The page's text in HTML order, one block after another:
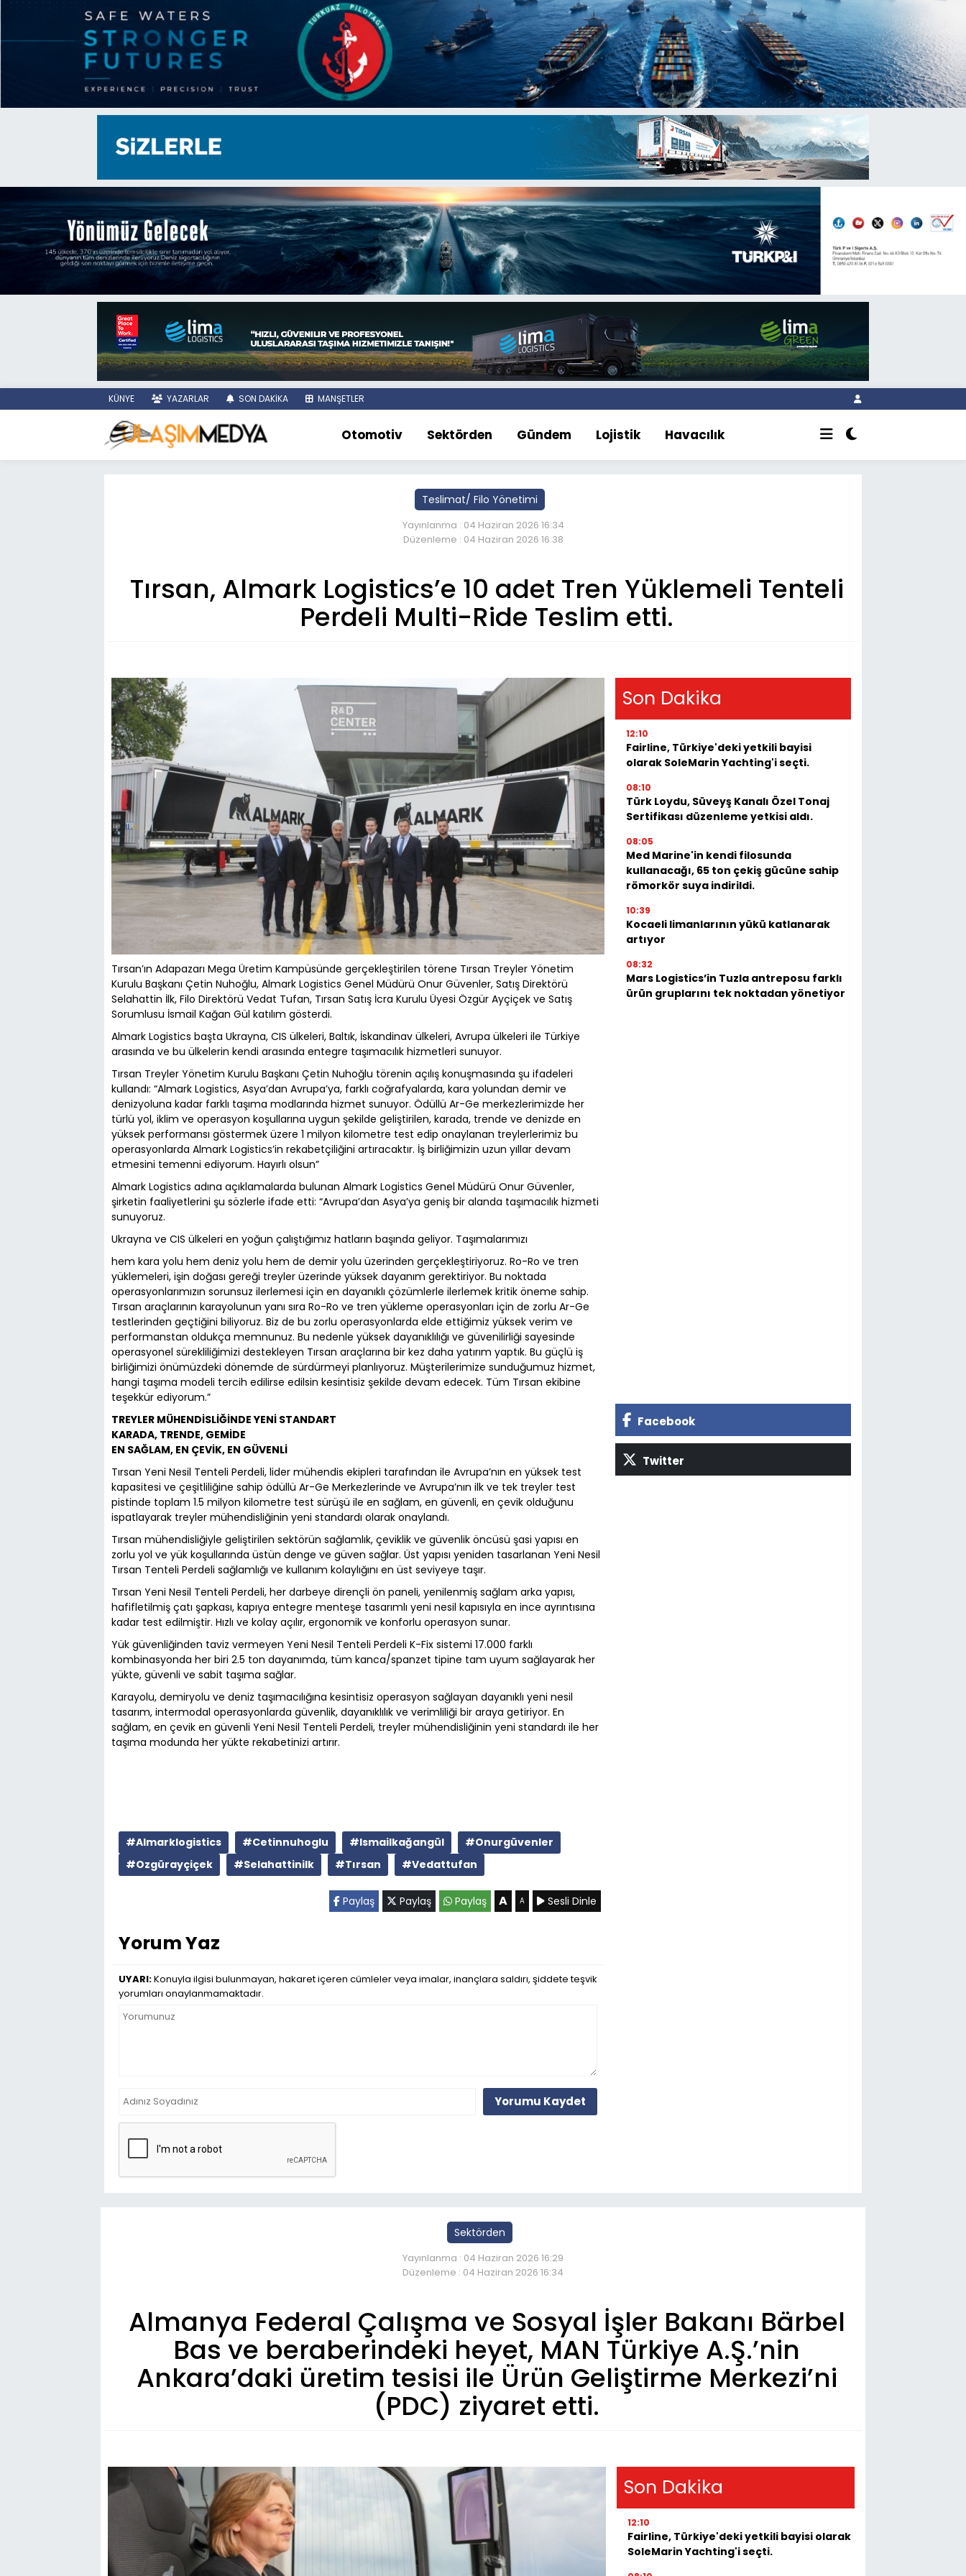
KÜNYE YAZARLAR SON DAKİKA MANŞETLER
Otomotiv Sektörden Gündem Lojistik Havacılık
Teslimat/ Filo Yönetimi
Yayınlanma : 04 Haziran 2026 16:34
Düzenleme : 04 Haziran 2026 16:38
Tırsan, Almark Logistics’e 10 adet Tren Yüklemeli Tenteli
Perdeli Multi-Ride Teslim etti.
Tırsan’ın Adapazarı Mega Üretim Kampüsünde gerçekleştirilen törene Tırsan Treyler Yönetim
Kurulu Başkanı Çetin Nuhoğlu, Almark Logistics Genel Müdürü Onur Güvenler, Satış Direktörü
Selahattin İlk, Filo Direktörü Vedat Tufan, Tırsan Satış İcra Kurulu Üyesi Özgür Ayçiçek ve Satış
Sorumlusu İsmail Kağan Gül katılım gösterdi.
Almark Logistics başta Ukrayna, CIS ülkeleri, Baltık, İskandinav ülkeleri, Avrupa ülkeleri ile Türkiye
arasında ve bu ülkelerin kendi arasında entegre taşımacılık hizmetleri sunuyor.
Tırsan Treyler Yönetim Kurulu Başkanı Çetin Nuhoğlu törenin açılış konuşmasında şu ifadeleri
kullandı: “Almark Logistics, Asya’dan Avrupa’ya, farklı coğrafyalarda, kara yolundan demir ve
denizyoluna kadar farklı taşıma modlarında hizmet sunuyor. Ödüllü Ar-Ge merkezlerimizde her
türlü yol, iklim ve operasyon koşullarına uygun şekilde geliştirilen, karada, trende ve denizde en
yüksek performansı göstermek üzere 1 milyon kilometre test edip onaylanan treylerlerimiz bu
operasyonlarda Almark Logistics’in rekabetçiliğini artıracaktır. İş birliğimizin uzun yıllar devam
etmesini temenni ediyorum. Hayırlı olsun”
Almark Logistics adına açıklamalarda bulunan Almark Logistics Genel Müdürü Onur Güvenler,
şirketin faaliyetlerini şu sözlerle ifade etti: “Avrupa’dan Asya’ya geniş bir alanda taşımacılık hizmeti
sunuyoruz.
Ukrayna ve CIS ülkeleri en yoğun çalıştığımız hatların başında geliyor. Taşımalarımızı
hem kara yolu hem deniz yolu hem de demir yolu üzerinden gerçekleştiriyoruz. Ro-Ro ve tren
yüklemeleri, işin doğası gereği treyler üzerinde yüksek dayanım gerektiriyor. Bu noktada
operasyonlarımızın sorunsuz ilerlemesi için en dayanıklı çözümlerle ilerlemek kritik öneme sahip.
Tırsan araçlarının karayolunun yanı sıra Ro-Ro ve tren yükleme operasyonları için de zorlu Ar-Ge
testlerinden geçtiğini biliyoruz. Biz de bu zorlu operasyonlarda elde ettiğimiz yüksek verim ve
performanstan oldukça memnunuz. Bu nedenle yüksek dayanıklılığı ve güvenilirliği sayesinde
operasyonel sürekliliğimizi destekleyen Tırsan araçlarına bir kez daha yatırım yaptık. Bu güçlü iş
birliğimizi önümüzdeki dönemde de sürdürmeyi planlıyoruz. Müşterilerimize sunduğumuz hizmet,
hangi taşıma modeli tercih edilirse edilsin kesintisiz şekilde devam edecek. Tüm Tırsan ekibine
teşekkür ediyorum.”
TREYLER MÜHENDİSLİĞİNDE YENİ STANDART
KARADA, TRENDE, GEMİDE
EN SAĞLAM, EN ÇEVİK, EN GÜVENLİ
Tırsan Yeni Nesil Tenteli Perdeli, lider mühendis ekipleri tarafından ile Avrupa’nın en yüksek test
kapasitesi ve çeşitliliğine sahip ödüllü Ar-Ge Merkezlerinde ve Avrupa’nın ilk ve tek treyler test
pistinde toplam 1.5 milyon kilometre test sürüşü ile en sağlam, en güvenli, en çevik olduğunu
ispatlayarak treyler mühendisliğinin yeni standardı olarak onaylandı.
Tırsan mühendisliğiyle geliştirilen sektörün sağlamlık, çeviklik ve güvenlik öncüsü şasi yapısı en
zorlu yol ve yük koşullarında üstün denge ve güven sağlar. Üst yapısı yeniden tasarlanan Yeni Nesil
Tırsan Tenteli Perdeli sağlamlığı ve kullanım kolaylığını en üst seviyeye taşır.
Tırsan Yeni Nesil Tenteli Perdeli, her darbeye dirençli ön paneli, yenilenmiş sağlam arka yapısı,
hafifletilmiş çatı şapkası, kapıya entegre menteşe tasarımlı yeni nesil kapısıyla en ince ayrıntısına
kadar test edilmiştir. Hızlı ve kolay açılır, ergonomik ve konforlu operasyon sunar.
Yük güvenliğinden taviz vermeyen Yeni Nesil Tenteli Perdeli K-Fix sistemi 17.000 farklı
kombinasyonda her biri 2.5 ton dayanımda, tüm kanca/spanzet tipine tam uyum sağlayarak her
yükte, güvenli ve sabit taşıma sağlar.
Karayolu, demiryolu ve deniz taşımacılığına kesintisiz operasyon sağlayan dayanıklı yeni nesil
tasarım, intermodal operasyonlarda güvenlik, dayanıklılık ve verimliliği bir araya getiriyor. En
sağlam, en çevik en güvenli Yeni Nesil Tenteli Perdeli, treyler mühendisliğinin yeni standardı ile her
taşıma modunda her yükte rekabetinizi artırır.
#Almarklogistics #Cetinnuhoglu #Ismailkağangül
#Onurgüvenler
#Ozgürayçiçek
#Selahattinilk #Tırsan #Vedattufan
Paylaş Paylaş Paylaş A A Sesli Dinle
Yorum Yaz
UYARI:Konuyla ilgisi bulunmayan, hakaret içeren cümleler veya imalar, inançlara saldırı, şiddete teşvik
yorumları onaylanmamaktadır.
Yorumu Kaydet
Son Dakika
12:10
Fairline, Türkiye'deki yetkili bayisi
olarak SoleMarin Yachting'i seçti.
08:10
Türk Loydu, Süveyş Kanalı Özel Tonaj
Sertifikası düzenleme yetkisi aldı.
08:05
Med Marine'in kendi filosunda
kullanacağı, 65 ton çekiş gücüne sahip
römorkör suya indirildi.
10:39
Kocaeli limanlarının yükü katlanarak
artıyor
08:32
Mars Logistics’in Tuzla antreposu farklı
ürün gruplarını tek noktadan yönetiyor
Facebook
Twitter
Sektörden
Yayınlanma : 04 Haziran 2026 16:29
Düzenleme : 04 Haziran 2026 16:34
Almanya Federal Çalışma ve Sosyal İşler Bakanı Bärbel
Bas ve beraberindeki heyet, MAN Türkiye A.Ş.’nin
Ankara’daki üretim tesisi ile Ürün Geliştirme Merkezi’ni
(PDC) ziyaret etti.
Son Dakika
12:10
Fairline, Türkiye'deki yetkili bayisi olarak
SoleMarin Yachting'i seçti.